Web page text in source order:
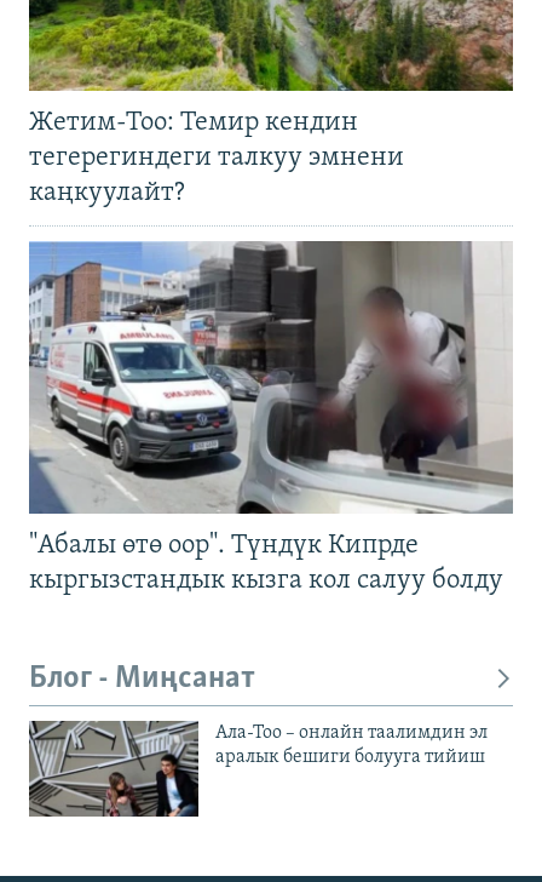
Жетим-Тоо: Темир кендин
тегерегиндеги талкуу эмнени
каңкуулайт?
"Абалы өтө оор". Түндүк Кипрде
кыргызстандык кызга кол салуу болду
Блог - Миңсанат
Ала-Тоо – онлайн таалимдин эл
аралык бешиги болууга тийиш